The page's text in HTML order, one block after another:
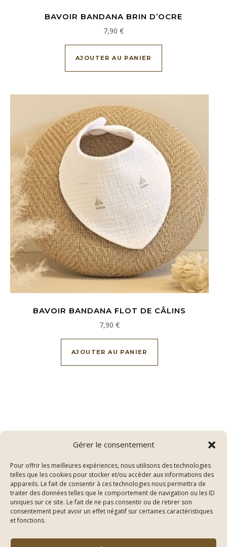
Gérer le consentement
Pour offrir les meilleures expériences, nous utilisons des technologies
telles que les cookies pour stocker et/ou accéder aux informations des
appareils. Le fait de consentir à ces technologies nous permettra de
traiter des données telles que le comportement de navigation ou les ID
uniques sur ce site. Le fait de ne pas consentir ou de retirer son
consentement peut avoir un effet négatif sur certaines caractéristiques
et fonctions.
BAVOIR BANDANA BRIN D’OCRE
7,90 €
AJOUTER AU PANIER
BAVOIR BANDANA FLOT DE CÂLINS
7,90 €
AJOUTER AU PANIER
Thème Bard parWP Royal.
Politique de confidentialité Nous contacter On parle de nous